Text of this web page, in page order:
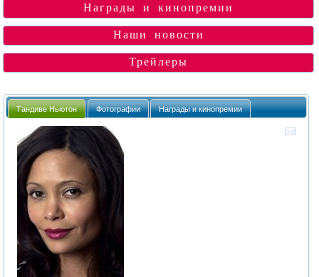
Награды и кинопремии
Наши новости
Трейлеры
Тандиве Ньютон Фотографии Награды и кинопремии